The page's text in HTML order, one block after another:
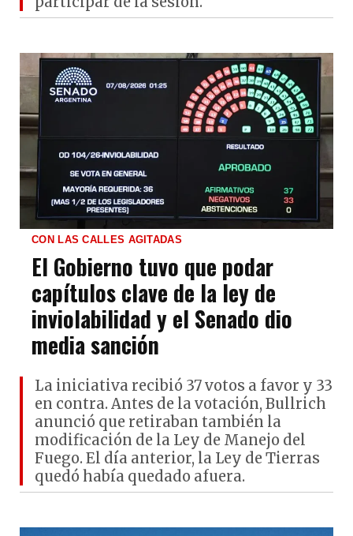
CON LAS CALLES AGITADAS
El Gobierno tuvo que podar
capítulos clave de la ley de
inviolabilidad y el Senado dio
media sanción
La iniciativa recibió 37 votos a favor y 33
en contra. Antes de la votación, Bullrich
anunció que retiraban también la
modificación de la Ley de Manejo del
Fuego. El día anterior, la Ley de Tierras
quedó había quedado afuera.